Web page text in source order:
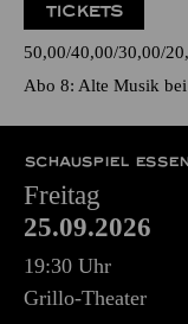
TICKETS
50,00 40,00 30,00
Abo 8: Alte Musik
SCHAUSPIEL
Freitag
25.09.2026
19:30 Uhr
Grillo-Theater